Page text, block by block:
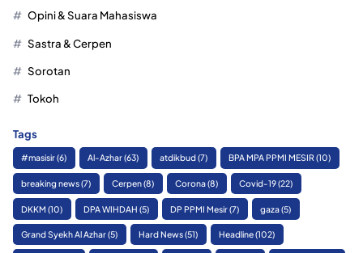
Opini & Suara Mahasiswa
Sastra & Cerpen
Sorotan
Tokoh
Tags
#masisir(6) Al-Azhar(63) atdikbud(7) BPA MPA PPMI MESIR(10)
breaking news(7) Cerpen(8) Corona(8) Covid-19(22)
DKKM (10) DPA WIHDAH (5) DP PPMI Mesir(7) gaza(5)
Grand Syekh Al Azhar(5) Hard News(51) Headline(102)